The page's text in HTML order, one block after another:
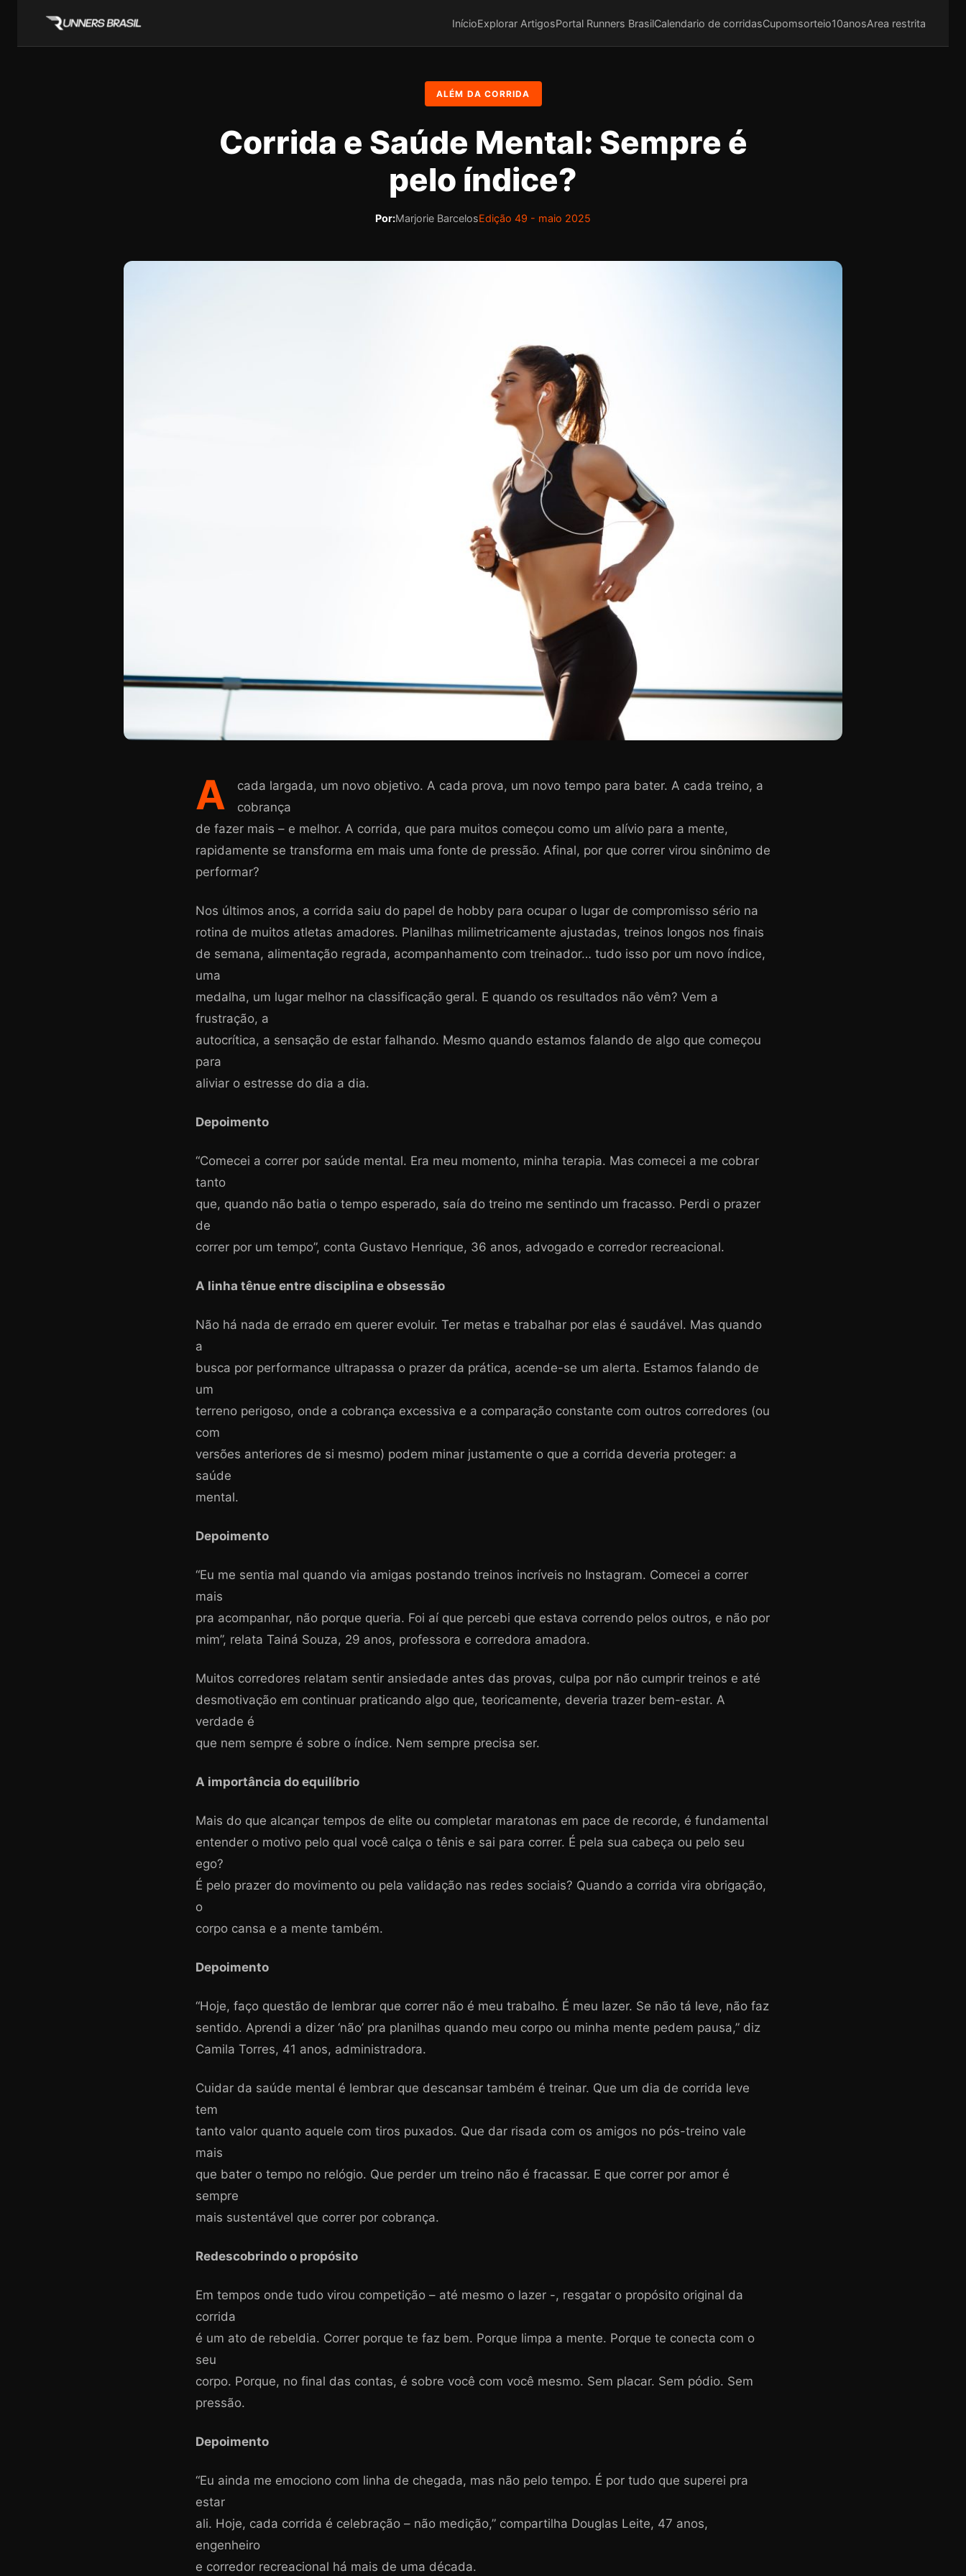
InícioExplorar ArtigosPortal Runners BrasilCalendario de corridasCupomsorteio10anosArea restrita
ALÉM DA CORRIDA
Corrida e Saúde Mental: Sempre é
pelo índice?
Por:Marjorie BarcelosEdição 49 - maio 2025
A
cada largada, um novo objetivo. A cada prova, um novo tempo para bater. A cada treino, a
cobrança
de fazer mais – e melhor. A corrida, que para muitos começou como um alívio para a mente,
rapidamente se transforma em mais uma fonte de pressão. Afinal, por que correr virou sinônimo de
performar?
Nos últimos anos, a corrida saiu do papel de hobby para ocupar o lugar de compromisso sério na
rotina de muitos atletas amadores. Planilhas milimetricamente ajustadas, treinos longos nos finais
de semana, alimentação regrada, acompanhamento com treinador… tudo isso por um novo índice,
uma
medalha, um lugar melhor na classificação geral. E quando os resultados não vêm? Vem a
frustração, a
autocrítica, a sensação de estar falhando. Mesmo quando estamos falando de algo que começou
para
aliviar o estresse do dia a dia.
Depoimento
“Comecei a correr por saúde mental. Era meu momento, minha terapia. Mas comecei a me cobrar
tanto
que, quando não batia o tempo esperado, saía do treino me sentindo um fracasso. Perdi o prazer
de
correr por um tempo”, conta Gustavo Henrique, 36 anos, advogado e corredor recreacional.
A linha tênue entre disciplina e obsessão
Não há nada de errado em querer evoluir. Ter metas e trabalhar por elas é saudável. Mas quando
a
busca por performance ultrapassa o prazer da prática, acende-se um alerta. Estamos falando de
um
terreno perigoso, onde a cobrança excessiva e a comparação constante com outros corredores (ou
com
versões anteriores de si mesmo) podem minar justamente o que a corrida deveria proteger: a
saúde
mental.
Depoimento
“Eu me sentia mal quando via amigas postando treinos incríveis no Instagram. Comecei a correr
mais
pra acompanhar, não porque queria. Foi aí que percebi que estava correndo pelos outros, e não por
mim”, relata Tainá Souza, 29 anos, professora e corredora amadora.
Muitos corredores relatam sentir ansiedade antes das provas, culpa por não cumprir treinos e até
desmotivação em continuar praticando algo que, teoricamente, deveria trazer bem-estar. A
verdade é
que nem sempre é sobre o índice. Nem sempre precisa ser.
A importância do equilíbrio
Mais do que alcançar tempos de elite ou completar maratonas em pace de recorde, é fundamental
entender o motivo pelo qual você calça o tênis e sai para correr. É pela sua cabeça ou pelo seu
ego?
É pelo prazer do movimento ou pela validação nas redes sociais? Quando a corrida vira obrigação,
o
corpo cansa e a mente também.
Depoimento
“Hoje, faço questão de lembrar que correr não é meu trabalho. É meu lazer. Se não tá leve, não faz
sentido. Aprendi a dizer ‘não’ pra planilhas quando meu corpo ou minha mente pedem pausa,” diz
Camila Torres, 41 anos, administradora.
Cuidar da saúde mental é lembrar que descansar também é treinar. Que um dia de corrida leve
tem
tanto valor quanto aquele com tiros puxados. Que dar risada com os amigos no pós-treino vale
mais
que bater o tempo no relógio. Que perder um treino não é fracassar. E que correr por amor é
sempre
mais sustentável que correr por cobrança.
Redescobrindo o propósito
Em tempos onde tudo virou competição – até mesmo o lazer -, resgatar o propósito original da
corrida
é um ato de rebeldia. Correr porque te faz bem. Porque limpa a mente. Porque te conecta com o
seu
corpo. Porque, no final das contas, é sobre você com você mesmo. Sem placar. Sem pódio. Sem
pressão.
Depoimento
“Eu ainda me emociono com linha de chegada, mas não pelo tempo. É por tudo que superei pra
estar
ali. Hoje, cada corrida é celebração – não medição,” compartilha Douglas Leite, 47 anos,
engenheiro
e corredor recreacional há mais de uma década.